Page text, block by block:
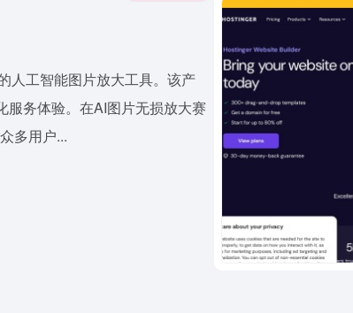
人工智能图片放大工具。该产
服务体验。在AI图片无损放大赛
多用户...